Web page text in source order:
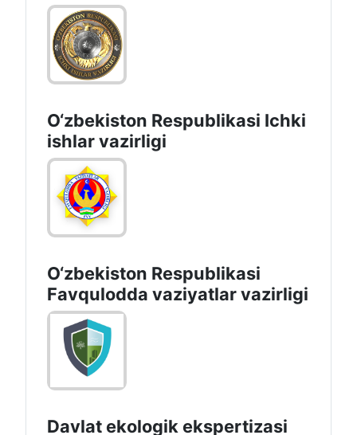
O‘zbеkiston Rеspublikаsi Ichki
ishlаr vаzirligi
O‘zbеkistоn Rеspublikаsi
Favqulodda vaziyatlar vazirligi
Davlat ekologik ekspertizasi